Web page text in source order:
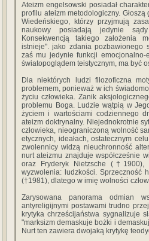
Ateizm engelsowski posiadał
profilu ateizm metodologiczny.
Wiedeńskiego, którzy przyjmują
naukowy posiadają jedynie
Konsekwencją takiego założenia
istnieje". jako zdania pozbawionego
zaś mu jedynie funkcji emocjonalno-
światopoglądem teistycznym, ma być
Dla niektórych ludzi filozoficzna
problemem, ponieważ w ich
życiu człowieka. Zanik
problemu Boga. Ludzie wątpią w
życiem i wartościami codziennego
ateizm doktrynalny. Niejednokrotnie
człowieka, nieograniczoną wolność
etycznych, ideałach, ostatecznym
zwolennicy widzą nieuchronność
nurt ateizmu znajduje współcześnie
oraz Fryderyk Nietzsche (†1900),
wyzwolenia: ludzkości. Sprzeczność
(†1981), dlatego w imię wolności
Zarysowana panorama odmian
antyreligijnymi postawami trudno
krytyka chrze­ścijaństwa sygnalizuje
"marksizm demaskuje bożki i
Nurt ten zawiera dwojaką krytykę